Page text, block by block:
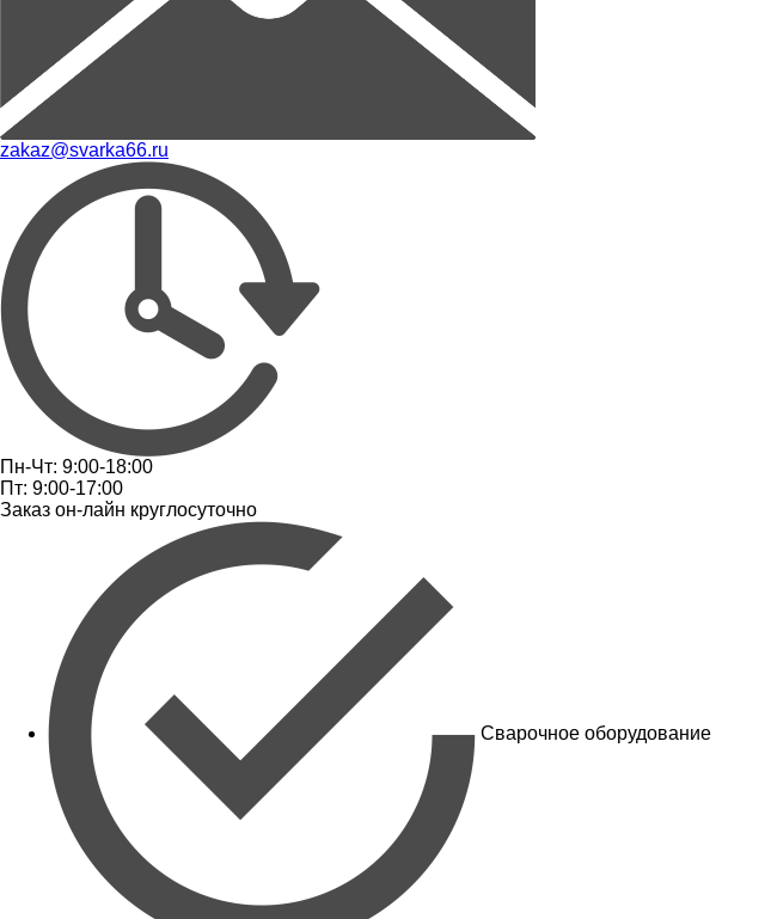
zakaz@svarka66.ru
Пн-Чт: 9:00-18:00
Пт: 9:00-17:00
Заказ он-лайн круглосуточно
Сварочное оборудование